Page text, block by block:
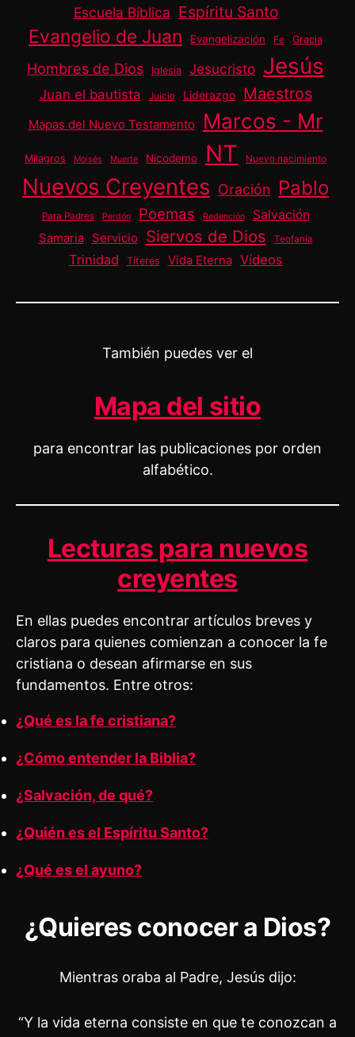
Escuela Bíblica Espíritu Santo
Evangelio de Juan Evangelización Fe Gracia
Hombres de Dios Iglesia Jesucristo Jesús
Juan el bautista Juicio Liderazgo Maestros
Mapas del Nuevo Testamento Marcos - Mr
Milagros Moisés Muerte Nicodemo NT Nuevo nacimiento
Nuevos Creyentes Oración Pablo
Para Padres Perdón Poemas Redención
Salvación
Samaria
Servicio Siervos de Dios Teofanía
Trinidad Títeres Vida Eterna Vídeos
También puedes ver el
Mapa del sitio
para encontrar las publicaciones por orden
alfabético.
Lecturas para nuevos
creyentes
En ellas puedes encontrar artículos breves y
claros para quienes comienzan a conocer la fe
cristiana o desean afirmarse en sus
fundamentos. Entre otros:
¿Qué es la fe cristiana?
¿Cómo entender la Biblia?
¿Salvación, de qué?
¿Quién es el Espíritu Santo?
¿Qué es el ayuno?
¿Quieres conocer a Dios?
Mientras oraba al Padre, Jesús dijo:
“Y la vida eterna consiste en que te conozcan a